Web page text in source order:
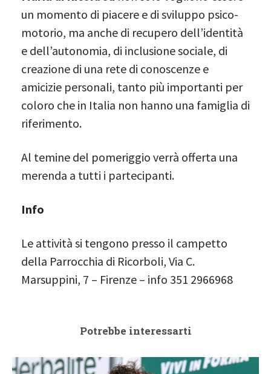
un momento di piacere e di sviluppo psico-
motorio, ma anche di recupero dell’identità
e dell’autonomia, di inclusione sociale, di
creazione di una rete di conoscenze e
amicizie personali, tanto più importanti per
coloro che in Italia non hanno una famiglia di
riferimento.
Al temine del pomeriggio verrà offerta una
merenda a tutti i partecipanti.
Info
Le attività si tengono presso il campetto
della Parrocchia di Ricorboli, Via C.
Marsuppini, 7 – Firenze – info 351 2966968
Potrebbe interessarti